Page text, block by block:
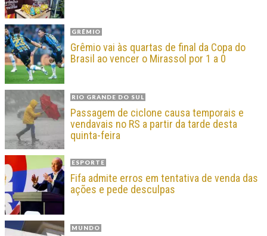
GRÊMIO
Grêmio vai às quartas de final da Copa do
Brasil ao vencer o Mirassol por 1 a 0
RIO GRANDE DO SUL
Passagem de ciclone causa temporais e
vendavais no RS a partir da tarde desta
quinta-feira
ESPORTE
Fifa admite erros em tentativa de venda das
ações e pede desculpas
MUNDO